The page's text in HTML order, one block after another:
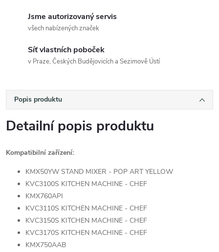
Jsme autorizovaný servis
všech nabízených značek
Síť vlastních poboček
v Praze, Českých Budějovicích a Sezimově Ústí
Popis produktu
Detailní popis produktu
Kompatibilní zařízení:
KMX50YW STAND MIXER - POP ART YELLOW
KVC3100S KITCHEN MACHINE - CHEF
KMX760API
KVC3110S KITCHEN MACHINE - CHEF
KVC3150S KITCHEN MACHINE - CHEF
KVC3170S KITCHEN MACHINE - CHEF
KMX750AAB